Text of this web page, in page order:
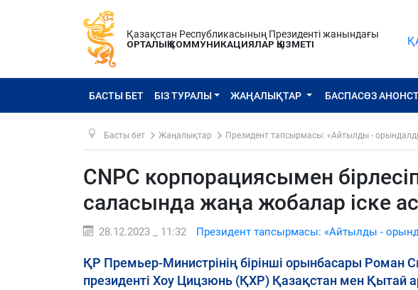
Қазақстан Республикасының Президенті жанындағы
ОРТАЛЫҚ КОММУНИКАЦИЯЛАР ҚЫЗМЕТІ
БАСТЫ БЕТ БІЗ ТУРАЛЫ ЖАҢАЛЫҚТАР БАСПАСӨЗ
Басты бет Жаңалықтар Президент тапсырмасы: «Айтылды -
CNPC корпорациясымен
саласында жаңа жобалар іске
28.12.2023 _ 11:32 Президент тапсырмасы: «Айтылды -
ҚР Премьер-Министрінің бірінші орынбасары Роман
президенті Хоу Цицзюнь (ҚХР) Қазақстан мен Қытай